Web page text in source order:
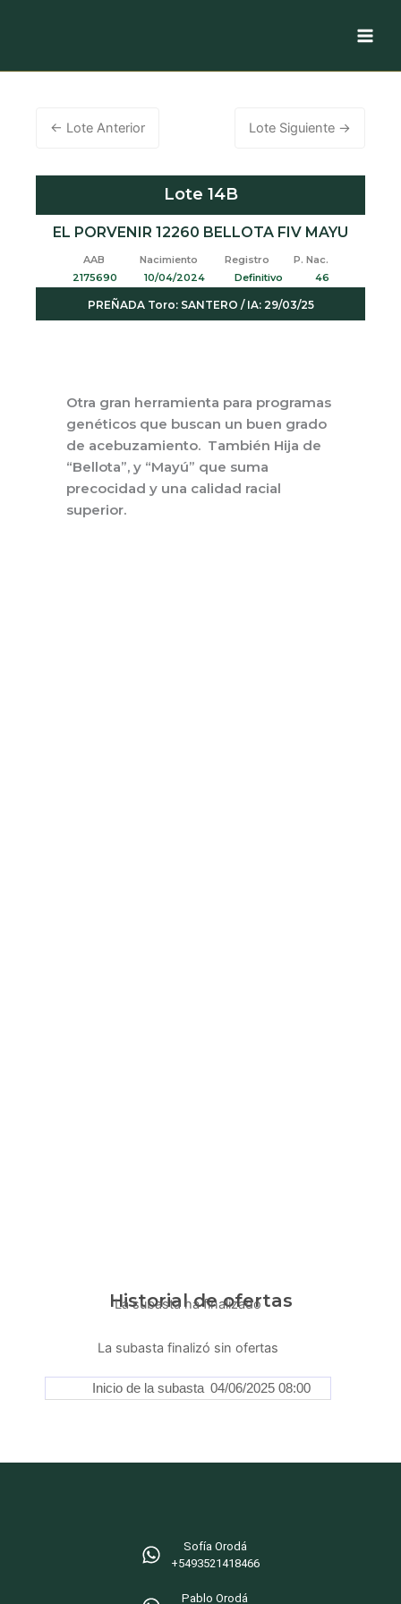
← Lote Anterior Lote Siguiente →
Lote 14B
EL PORVENIR 12260 BELLOTA FIV MAYU
AAB Nacimiento Registro P. Nac.
2175690 10/04/2024 Definitivo 46
PREÑADA Toro: SANTERO / IA: 29/03/25
Otra gran herramienta para programas
genéticos que buscan un buen grado
de acebuzamiento. También Hija de
“Bellota”, y “Mayú” que suma
precocidad y una calidad racial
superior.
Historial de ofertas
La subasta ha finalizado
La subasta finalizó sin ofertas
Inicio de la subasta 04/06/2025 08:00
Sofía Orodá
+5493521418466‬
Pablo Orodá